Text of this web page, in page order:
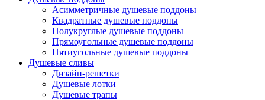
Асимметричные душевые поддоны
Квадратные душевые поддоны
Полукруглые душевые поддоны
Прямоугольные душевые поддоны
Пятиугольные душевые поддоны
Душевые сливы
Дизайн-решетки
Душевые лотки
Душевые трапы